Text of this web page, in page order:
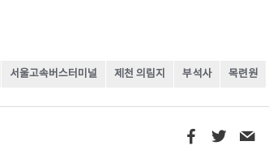
서울고속버스터미널 제천 의림지 부석사 목련원